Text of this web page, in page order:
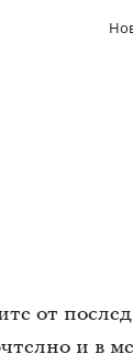
от
и в